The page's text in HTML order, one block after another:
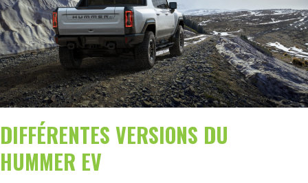
DIFFÉRENTES VERSIONS DU
HUMMER EV